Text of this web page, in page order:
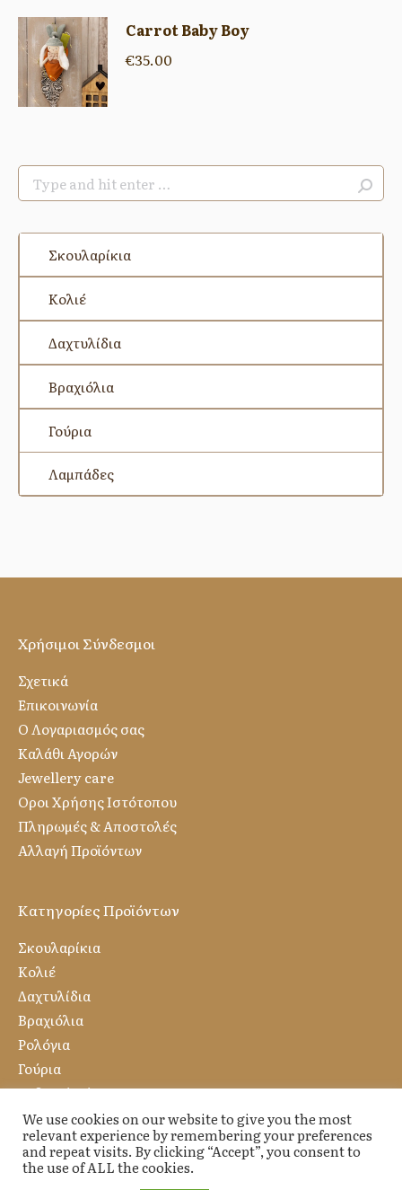
Carrot Baby Boy
€35.00
Search:
Σκουλαρίκια
Κολιέ
Δαχτυλίδια
Βραχιόλια
Γούρια
Λαμπάδες
Χρήσιμοι Σύνδεσμοι
Σχετικά
Επικοινωνία
Ο Λογαριασμός σας
Καλάθι Αγορών
Jewellery care
Οροι Χρήσης Ιστότοπου
Πληρωμές & Αποστολές
Αλλαγή Προϊόντων
Κατηγορίες Προϊόντων
Σκουλαρίκια
Κολιέ
Δαχτυλίδια
Βραχιόλια
Ρολόγια
Γούρια
Ανδρικό Κόσμημα
We use cookies on our website to give you the most
relevant experience by remembering your preferences
and repeat visits. By clicking “Accept”, you consent to
the use of ALL the cookies.